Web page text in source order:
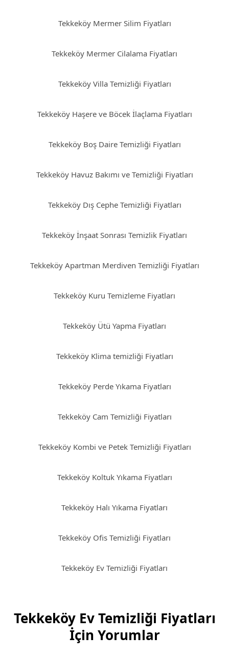
Tekkeköy Mermer Silim Fiyatları
Tekkeköy Mermer Cilalama Fiyatları
Tekkeköy Villa Temizliği Fiyatları
Tekkeköy Haşere ve Böcek İlaçlama Fiyatları
Tekkeköy Boş Daire Temizliği Fiyatları
Tekkeköy Havuz Bakımı ve Temizliği Fiyatları
Tekkeköy Dış Cephe Temizliği Fiyatları
Tekkeköy İnşaat Sonrası Temizlik Fiyatları
Tekkeköy Apartman Merdiven Temizliği Fiyatları
Tekkeköy Kuru Temizleme Fiyatları
Tekkeköy Ütü Yapma Fiyatları
Tekkeköy Klima temizliği Fiyatları
Tekkeköy Perde Yıkama Fiyatları
Tekkeköy Cam Temizliği Fiyatları
Tekkeköy Kombi ve Petek Temizliği Fiyatları
Tekkeköy Koltuk Yıkama Fiyatları
Tekkeköy Halı Yıkama Fiyatları
Tekkeköy Ofis Temizliği Fiyatları
Tekkeköy Ev Temizliği Fiyatları
Tekkeköy Ev Temizliği Fiyatları
İçin Yorumlar